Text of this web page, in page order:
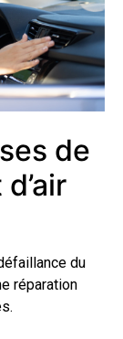
de
du
réparation